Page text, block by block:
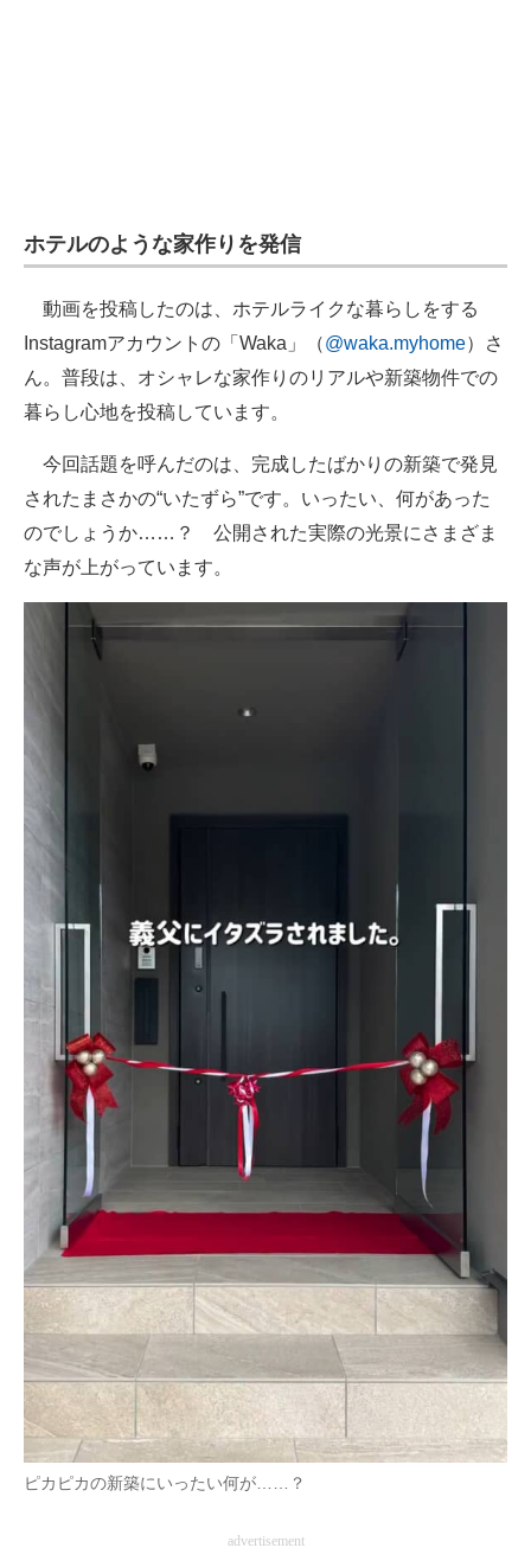
ホテルのような家作りを発信
動画を投稿したのは、ホテルライクな暮らしをする
Instagramアカウントの「Waka」（@waka.myhome）さ
ん。普段は、オシャレな家作りのリアルや新築物件での
暮らし心地を投稿しています。
今回話題を呼んだのは、完成したばかりの新築で発見
されたまさかの“いたずら”です。いったい、何があった
のでしょうか……？ 公開された実際の光景にさまざま
な声が上がっています。
ピカピカの新築にいったい何が……？
advertisement